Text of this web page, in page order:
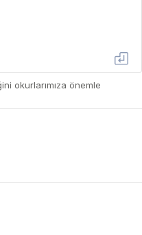
okurlarımıza önemle